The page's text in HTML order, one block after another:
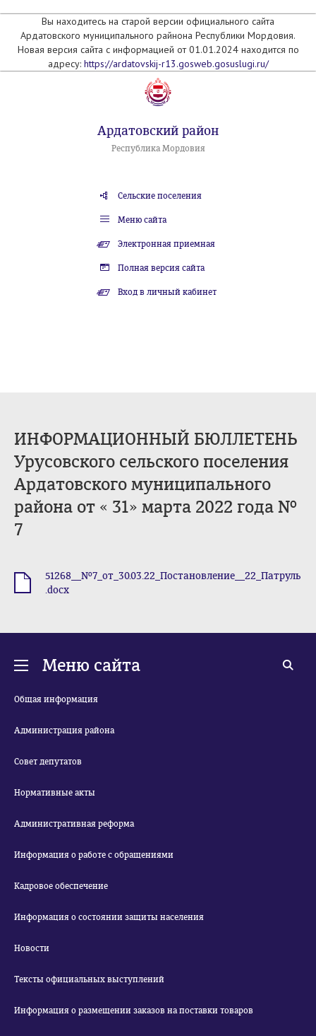
Вы находитесь на старой версии официального сайта
Ардатовского муниципального райнона Республики Мордовия.
Новая версия сайта с информацией от 01.01.2024 находится по
адресу: https://ardatovskij-r13.gosweb.gosuslugi.ru/
Ардатовский район
Республика Мордовия
Сельские поселения
Меню сайта
Электронная приемная
Полная версия сайта
Вход в личный кабинет
ИНФОРМАЦИОННЫЙ БЮЛЛЕТЕНЬ
Урусовского сельского поселения
Ардатовского муниципального
района от « 31» марта 2022 года №
7
51268__№7_от_30.03.22_Постановление__22_Патруль
.docx
Меню сайта
Общая информация
Администрация района
Совет депутатов
Нормативные акты
Административная реформа
Информация о работе с обращениями
Кадровое обеспечение
Информация о состоянии защиты населения
Новости
Тексты официальных выступлений
Информация о размещении заказов на поставки товаров